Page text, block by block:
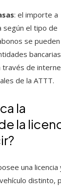
: el importe a
según el tipo de
se pueden
bancarias
través de
de la ATTT.
la
la
una licencia
distinto,